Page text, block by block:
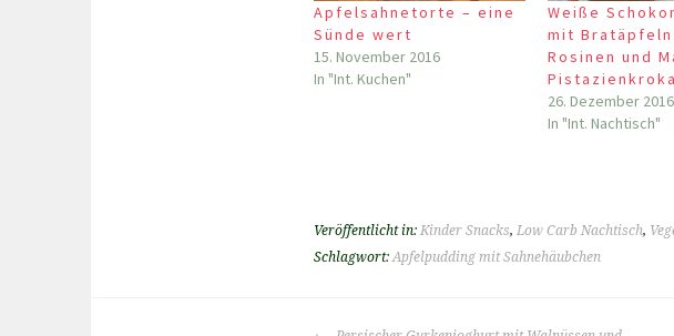
Apfelsahnetorte – eine
Sünde wert
15. November 2016
In "Int. Kuchen"
Weiße
mit Bratäpfeln
Rosinen und
26. Dezember 2016
In "Int. Nachtisch"
Veröffentlicht in: Kinder Snacks, Low Carb Nachtisch,
Schlagwort: Apfelpudding mit Sahnehäubchen